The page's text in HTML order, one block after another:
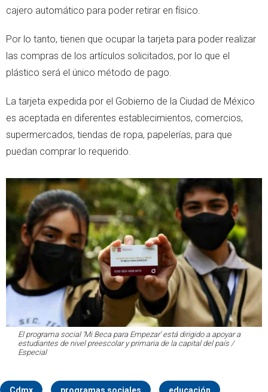
cajero automático para poder retirar en físico.
Por lo tanto, tienen que ocupar la tarjeta para poder realizar
las compras de los artículos solicitados, por lo que el
plástico será el único método de pago.
La tarjeta expedida por el Gobierno de la Ciudad de México
es aceptada en diferentes establecimientos, comercios,
supermercados, tiendas de ropa, papelerías, para que
puedan comprar lo requerido.
El programa social ‘Mi Beca para Empezar’ está dirigido a apoyar a
estudiantes de nivel preescolar y primaria de la capital del país /
Especial